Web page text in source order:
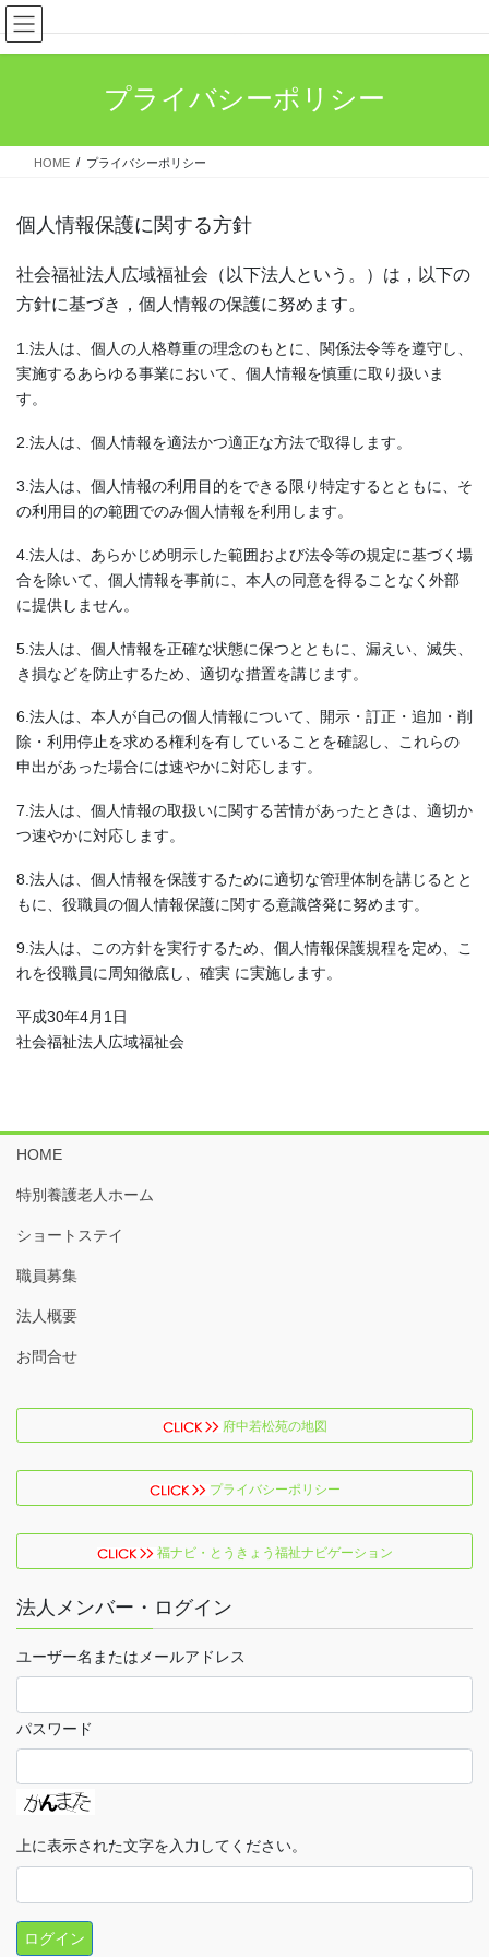
コ
ン
テ
ス
ナ
ビ
ゲ
ン
プライバシーポリシー
HOME プライバシーポリシー
個人情報保護に関する方針
社会福祉法人広域福祉会（以下法人という。）は，以下の
方針に基づき，個人情報の保護に努めます。
1.法人は、個人の人格尊重の理念のもとに、関係法令等を遵守し、
実施するあらゆる事業において、個人情報を慎重に取り扱いま
す。
2.法人は、個人情報を適法かつ適正な方法で取得します。
3.法人は、個人情報の利用目的をできる限り特定するとともに、そ
の利用目的の範囲でのみ個人情報を利用します。
4.法人は、あらかじめ明示した範囲および法令等の規定に基づく場
合を除いて、個人情報を事前に、本人の同意を得ることなく外部
に提供しません。
5.法人は、個人情報を正確な状態に保つとともに、漏えい、滅失、
き損などを防止するため、適切な措置を講じます。
6.法人は、本人が自己の個人情報について、開示・訂正・追加・削
除・利用停止を求める権利を有していることを確認し、これらの
申出があった場合には速やかに対応します。
7.法人は、個人情報の取扱いに関する苦情があったときは、適切か
つ速やかに対応します。
8.法人は、個人情報を保護するために適切な管理体制を講じるとと
もに、役職員の個人情報保護に関する意識啓発に努めます。
9.法人は、この方針を実行するため、個人情報保護規程を定め、こ
れを役職員に周知徹底し、確実 に実施します。
平成30年4月1日
社会福祉法人広域福祉会
HOME
特別養護老人ホーム
ショートステイ
職員募集
法人概要
お問合せ
府中若松苑の地図
プライバシーポリシー
福ナビ・とうきょう福祉ナビゲーション
法人メンバー・ログイン
ユーザー名またはメールアドレス
パスワード
上に表示された文字を入力してください。